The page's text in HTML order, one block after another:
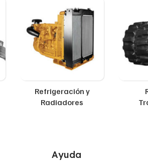
Refrigeración y
Radiadores
Ayuda